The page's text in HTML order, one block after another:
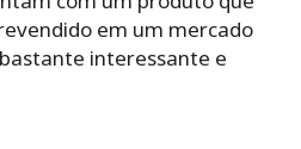
em um mercado
interessante e